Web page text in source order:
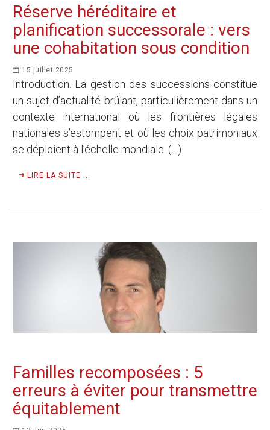
Réserve héréditaire et
planification successorale : vers
une cohabitation sous condition
15 juillet 2025
Introduction. La gestion des successions constitue
un sujet d’actualité brûlant, particulièrement dans un
contexte international où les frontières légales
nationales s’estompent et où les choix patrimoniaux
se déploient à l’échelle mondiale. (…)
LIRE LA SUITE ...
Familles recomposées : 5
erreurs à éviter pour transmettre
équitablement